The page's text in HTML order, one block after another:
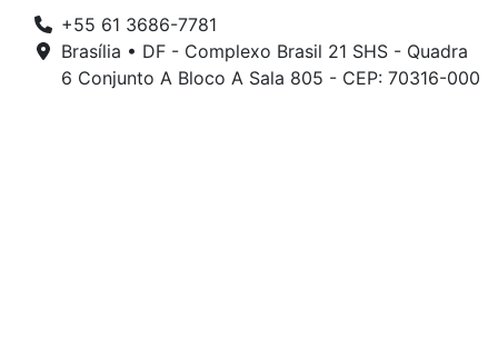
+55 61 3686-7781
Brasília • DF - Complexo Brasil 21 SHS - Quadra
6 Conjunto A Bloco A Sala 805 - CEP: 70316-000